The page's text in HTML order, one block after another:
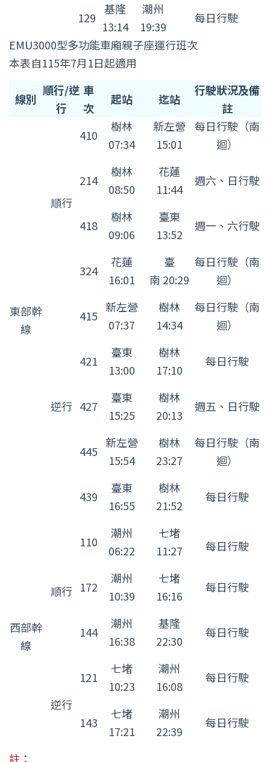
129
基隆
13:14
潮州
19:39
每日行駛
EMU3000型多功能車廂親子座運行班次
本表自115年7月1日起適用
EMU3000
型
班
線別
順行/逆
行
車
次
起站 迄站
行駛狀況及備
註
東部幹
線
順行
410
樹林
07:34
新左營
15:01
每日行駛（南
迴）
214
樹林
08:50
花蓮
11:44
週六、日行駛
418
樹林
09:06
臺東
13:52
週一、六行駛
324
花蓮
16:01
臺
南 20:29
每日行駛（南
迴）
逆行
415
新左營
07:37
樹林
14:34
每日行駛（南
迴）
421
臺東
13:00
樹林
17:10
每日行駛
427
臺東
15:25
樹林
20:13
週五、日行駛
445
新左營
15:54
樹林
23:27
每日行駛（南
迴）
439
臺東
16:55
樹林
21:52
每日行駛
西部幹
線
順行
110
潮州
06:22
七堵
11:27
每日行駛
172
潮州
10:39
七堵
16:16
每日行駛
144
潮州
16:38
基隆
22:30
每日行駛
逆行
121
七堵
10:23
潮州
16:08
每日行駛
143
七堵
17:21
潮州
22:39
每日行駛
註：